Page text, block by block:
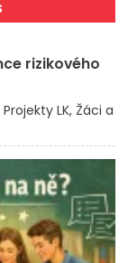
rizikového
LK Žáci a